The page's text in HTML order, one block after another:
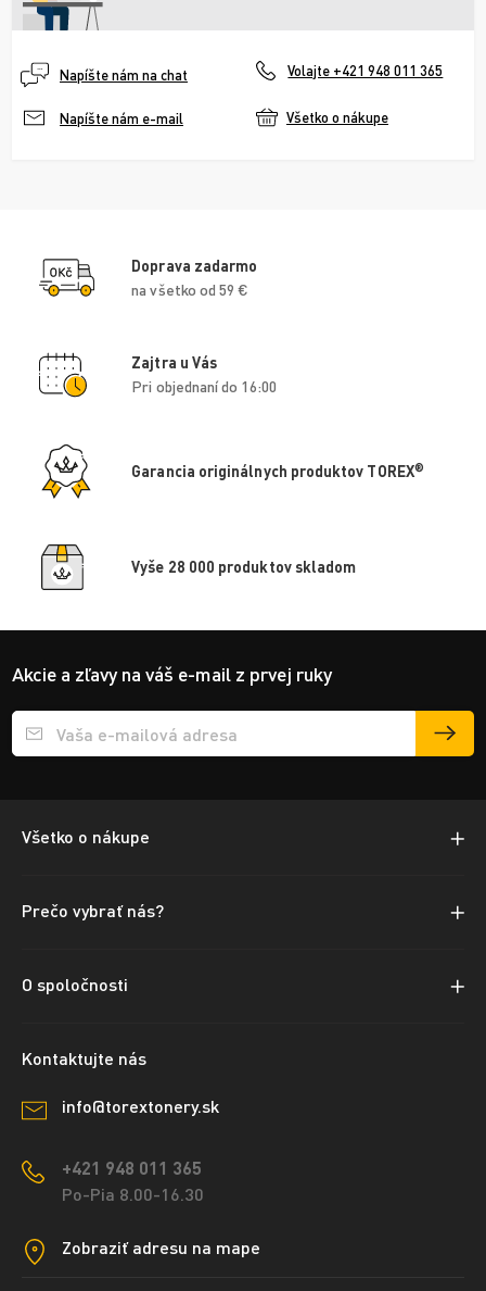
Napíšte nám na chat Volajte +421 948 011 365
Napíšte nám e-mail Všetko o nákupe
Doprava zadarmo
na všetko od 59 €
Zajtra u Vás
Pri objednaní do 16:00
Garancia originálnych produktov TOREX®
Vyše 28 000 produktov skladom
Akcie a zľavy na váš e-mail z prvej ruky
Přihlášení e-mailu k odběru
Všetko o nákupe
Prečo vybrať nás?
O spoločnosti
Kontaktujte nás
info@torextonery.sk
+421 948 011 365
Po-Pia 8.00-16.30
Zobraziť adresu na mape